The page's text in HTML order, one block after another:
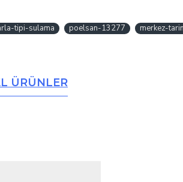
tipi-sulama poelsan-13277 merkez-
ÜRÜNLER